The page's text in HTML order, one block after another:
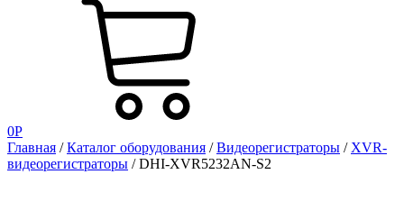
0Р
Главная /Каталог оборудования /Видеорегистраторы / XVR-
видеорегистраторы / DHI-XVR5232AN-S2